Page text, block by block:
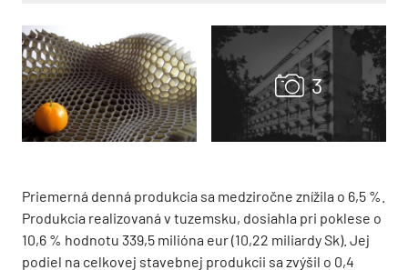
Priemerná denná produkcia sa medziročne znížila o 6,5 %.
Produkcia realizovaná v tuzemsku, dosiahla pri poklese o
10,6 % hodnotu 339,5 milióna eur (10,22 miliardy Sk). Jej
podiel na celkovej stavebnej produkcii sa zvýšil o 0,4